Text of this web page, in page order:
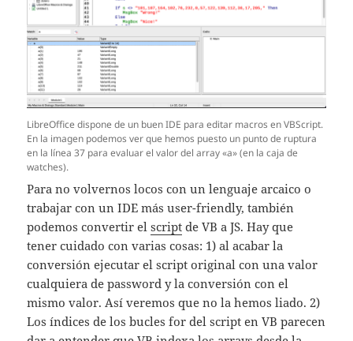
LibreOffice dispone de un buen IDE para editar macros en VBScript.
En la imagen podemos ver que hemos puesto un punto de ruptura
en la línea 37 para evaluar el valor del array «a» (en la caja de
watches).
Para no volvernos locos con un lenguaje arcaico o
trabajar con un IDE más user-friendly, también
podemos convertir elscript de VB a JS. Hay que
tener cuidado con varias cosas: 1) al acabar la
conversión ejecutar el script original con una valor
cualquiera de password y la conversión con el
mismo valor. Así veremos que no la hemos liado. 2)
Los índices de los bucles for del script en VB parecen